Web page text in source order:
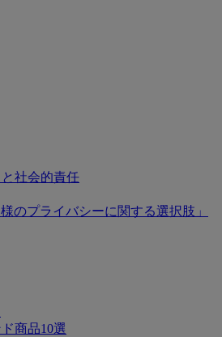
社会的責任
様のプライバシーに関する選択肢」
商品10選